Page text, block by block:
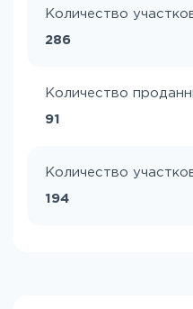
Количество
286
Количество
91
Количество
194